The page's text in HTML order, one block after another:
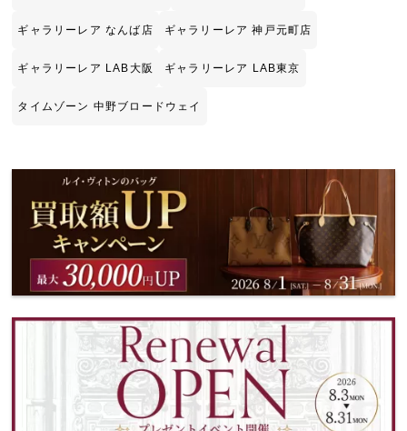
ギャラリーレア なんば店 ギャラリーレア 神戸元町店
ギャラリーレア LAB大阪 ギャラリーレア LAB東京
タイムゾーン 中野ブロードウェイ